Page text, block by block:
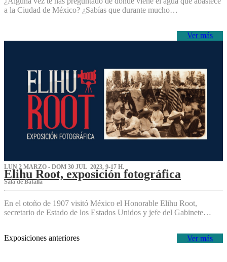
a la Ciudad de México? ¿Sabías que durante mucho…
Ver más
LUN 2 MARZO - DOM 30 JUL 2023, 9-17 H.
Elihu Root, exposición fotográfica
Sala de Batalla
En el otoño de 1907 visitó México el Honorable Elihu Root,
secretario de Estado de los Estados Unidos y jefe del Gabinete…
Ver más
Exposiciones anteriores